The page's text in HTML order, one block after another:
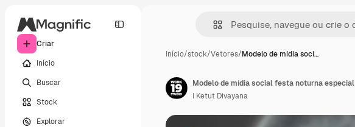
Criar
Início
Buscar
Stock
Explorar
Início/stock/Vetores/Modelo de mídia soci…
Modelo de mídia social festa noturna especial
I Ketut Divayana